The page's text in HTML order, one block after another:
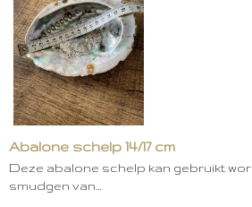
Abalone schelp 14/17 cm
Deze abalone schelp kan gebruikt
smudgen van…